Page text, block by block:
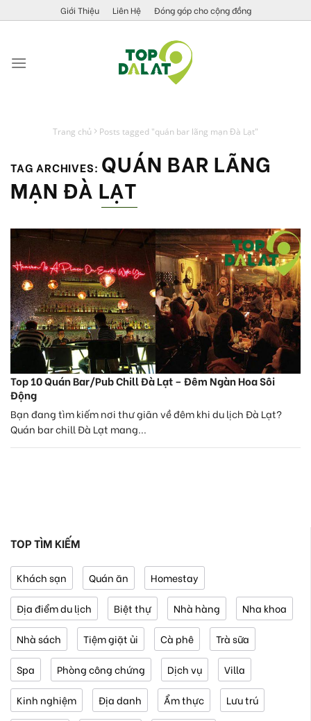
to
Giới Thiệu Liên Hệ Đóng góp cho cộng đồng
Trang chủ Posts tagged "quán bar lãng mạn Đà Lạt"
TAG ARCHIVES: QUÁN BAR LÃNG
MẠN ĐÀ LẠT
Top 10 Quán Bar/Pub Chill Đà Lạt – Đêm Ngàn Hoa Sôi
Động
Bạn đang tìm kiếm nơi thư giãn về đêm khi du lịch Đà Lạt?
Quán bar chill Đà Lạt mang...
TOP TÌM KIẾM
Khách sạn Quán ăn Homestay
Địa điểm du lịch Biệt thự Nhà hàng Nha khoa
Nhà sách Tiệm giặt ủi Cà phê Trà sữa
Spa Phòng công chứng Dịch vụ Villa
Kinh nghiệm Địa danh Ẩm thực Lưu trú